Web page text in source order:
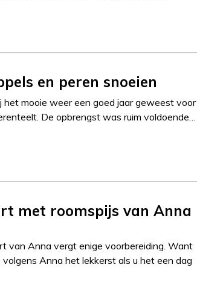
en peren snoeien
het mooie weer een goed jaar geweest voor
De opbrengst was ruim voldoende…
met roomspijs van Anna
van Anna vergt enige voorbereiding. Want
volgens Anna het lekkerst als u het een dag